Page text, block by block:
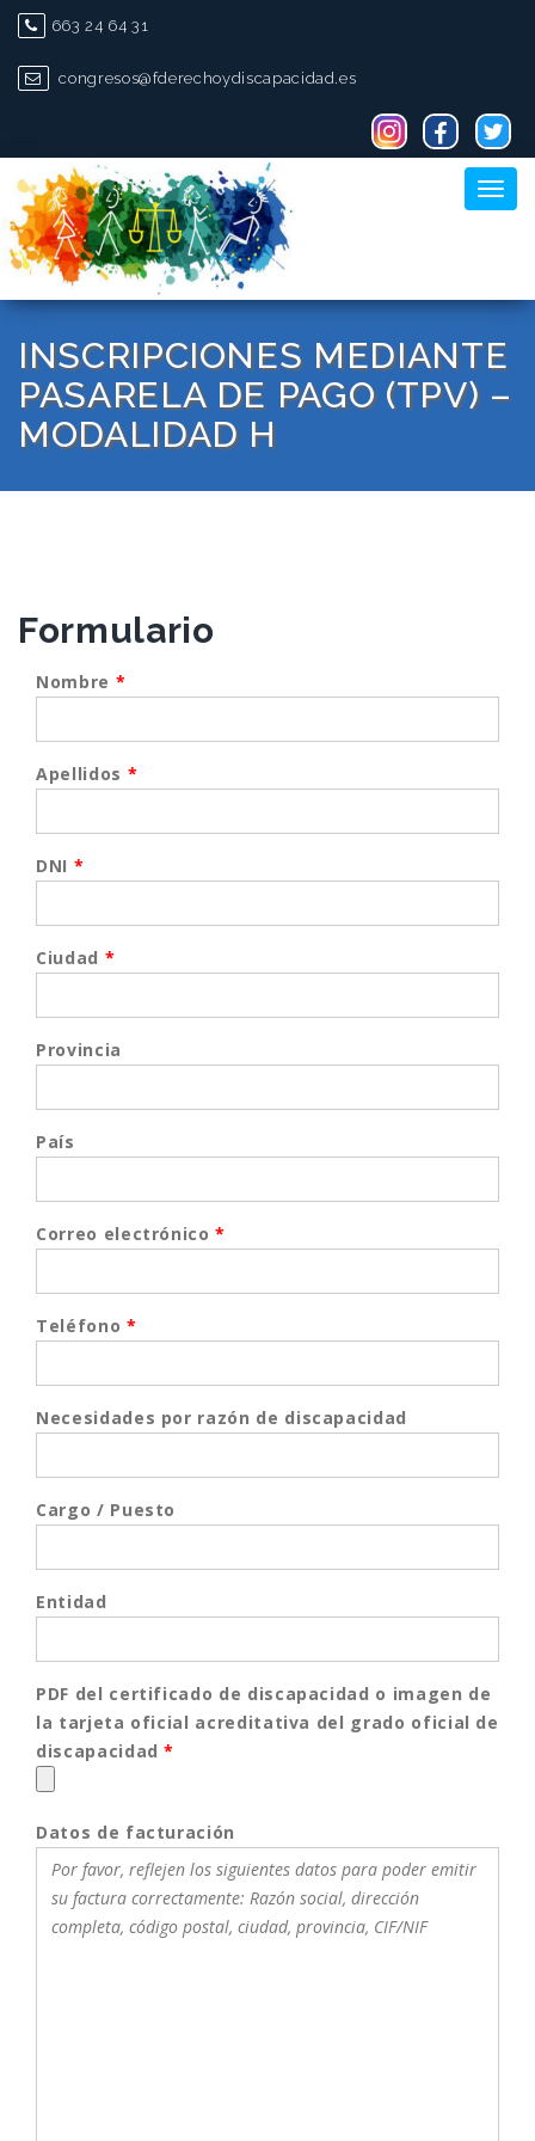
Skip
content
663 24 64 31
congresos@fderechoydiscapacidad.es
INSCRIPCIONES MEDIANTE
PASARELA DE PAGO (TPV) –
MODALIDAD H
Formulario
Nombre *
Apellidos *
DNI *
Ciudad *
Provincia
País
Correo electrónico*
Teléfono *
Necesidades por razón de discapacidad
Cargo / Puesto
Entidad
PDF del certificado de discapacidad o imagen de
la tarjeta oficial acreditativa del grado oficial de
discapacidad*
Datos de facturación